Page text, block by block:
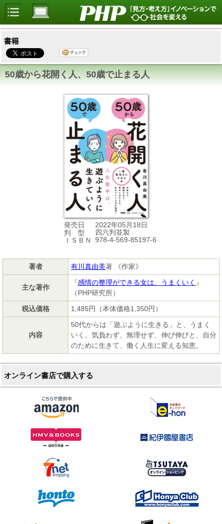
書籍
50歳から花開く人、50歳で止まる人
発売日
2022年05月18日
判 型
四六判並製
ＩＳＢＮ
978-4-569-85197-6
著者 有川真由美著 《作家》
主な著作
『感情の整理ができる女は、うまくいく 』
（PHP研究所）
税込価格
1,485円（本体価格1,350円）
内容
50代からは「遊ぶように生きる」と、うまく
いく。気負わず、無理せず、伸び伸びと、自分
のために生きて、働く人生に変える知恵。
オンライン書店で購入する